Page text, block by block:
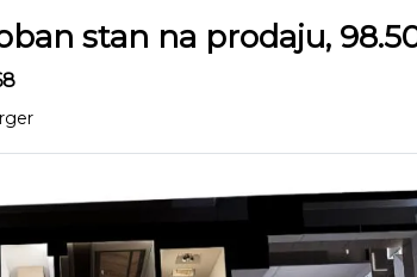
stan na prodaju,